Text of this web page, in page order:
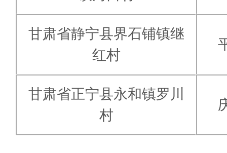
甘肃省静宁县界石铺镇继
红村
甘肃省正宁县永和镇罗川
村